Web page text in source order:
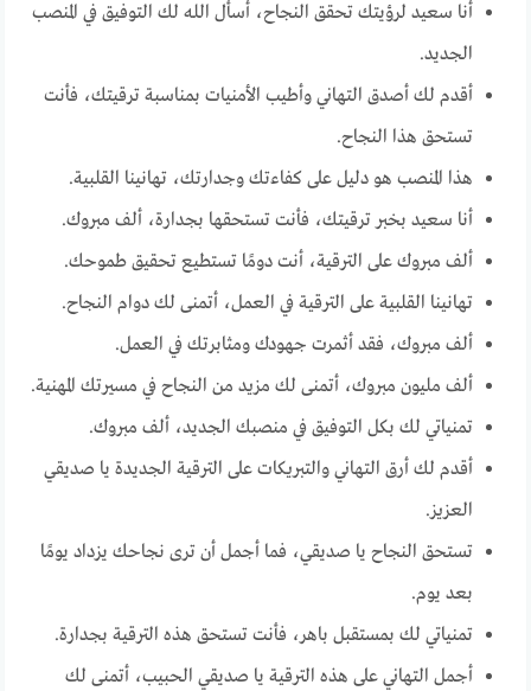
أنا سعيد لرؤيتك تحقق النجاح، أسأل الله لك التوفيق في المنصب
الجديد.
أقدم لك أصدق التهاني وأطيب الأمنيات بمناسبة ترقيتك، فأنت
تستحق هذا النجاح.
هذا المنصب هو دليل على كفاءتك وجدارتك، تهانينا القلبية.
أنا سعيد بخبر ترقيتك، فأنت تستحقها بجدارة، ألف مبروك.
ألف مبروك على الترقية، أنت دومًا تستطيع تحقيق طموحك.
تهانينا القلبية على الترقية في العمل، أتمنى لك دوام النجاح.
ألف مبروك، فقد أثمرت جهودك ومثابرتك في العمل.
ألف مليون مبروك، أتمنى لك مزيد من النجاح في مسيرتك المهنية.
تمنياتي لك بكل التوفيق في منصبك الجديد، ألف مبروك.
أقدم لك أرق التهاني والتبريكات على الترقية الجديدة يا صديقي
العزيز.
تستحق النجاح يا صديقي، فما أجمل أن ترى نجاحك يزداد يومًا
بعد يوم.
تمنياتي لك بمستقبل باهر، فأنت تستحق هذه الترقية بجدارة.
أجمل التهاني على هذه الترقية يا صديقي الحبيب، أتمنى لك